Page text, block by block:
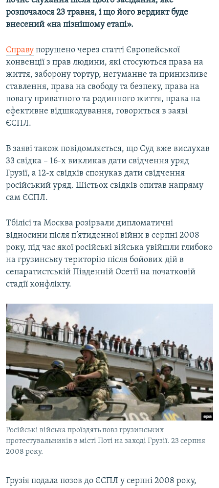
розпочалося 23 травня, і що його вердикт буде
внесений «на пізнішому етапі».
Справу порушено через статті Європейської
конвенції з прав людини, які стосуються права на
життя, заборону тортур, негуманне та принизливе
ставлення, права на свободу та безпеку, права на
повагу приватного та родинного життя, права на
ефективне відшкодування, говориться в заяві
ЄСПЛ.
В заяві також повідомляється, що Суд вже вислухав
33 свідка – 16-х викликав дати свідчення уряд
Грузії, а 12-х свідків спонукав дати свідчення
російський уряд. Шістьох свідків опитав напряму
сам ЄСПЛ.
Тбілісі та Москва розірвали дипломатичні
відносини після п’ятиденної війни в серпні 2008
року, під час якої російські війська увійшли глибоко
на грузинську територію після бойових дій в
сепаратистській Південній Осетії на початковій
стадії конфлікту.
Російські війська проїздять повз грузинських
протестувальників в місті Поті на заході Грузії. 23 серпня
2008 року.
Грузія подала позов до ЄСПЛ у серпні 2008 року,